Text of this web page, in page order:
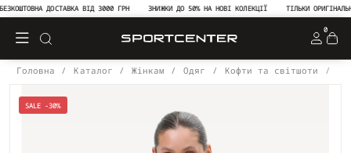
ДОСТАВКА ВІД 3000 ГРН ЗНИЖКИ ДО 50% НА НОВІ КОЛЕКЦІЇ ТІЛЬКИ ОРИГІНАЛЬНА
0
Головна Каталог Жінкам Одяг Кофти та світшоти
SALE -30%